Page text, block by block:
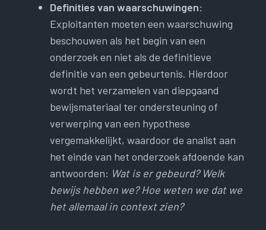
Definities van waarschuwingen:
Exploitanten moeten een waarschuwing
beschouwen als het begin van een
onderzoek en niet als de definitieve
definitie van een gebeurtenis. Hierdoor
wordt het verzamelen van diepgaand
bewijsmateriaal ter ondersteuning of
verwerping van een hypothese
vergemakkelijkt, waardoor de analist aan
het einde van het onderzoek afdoende kan
antwoorden: Wat is er gebeurd? Welk
bewijs hebben we? Hoe weten we dat we
het allemaal in context zien?